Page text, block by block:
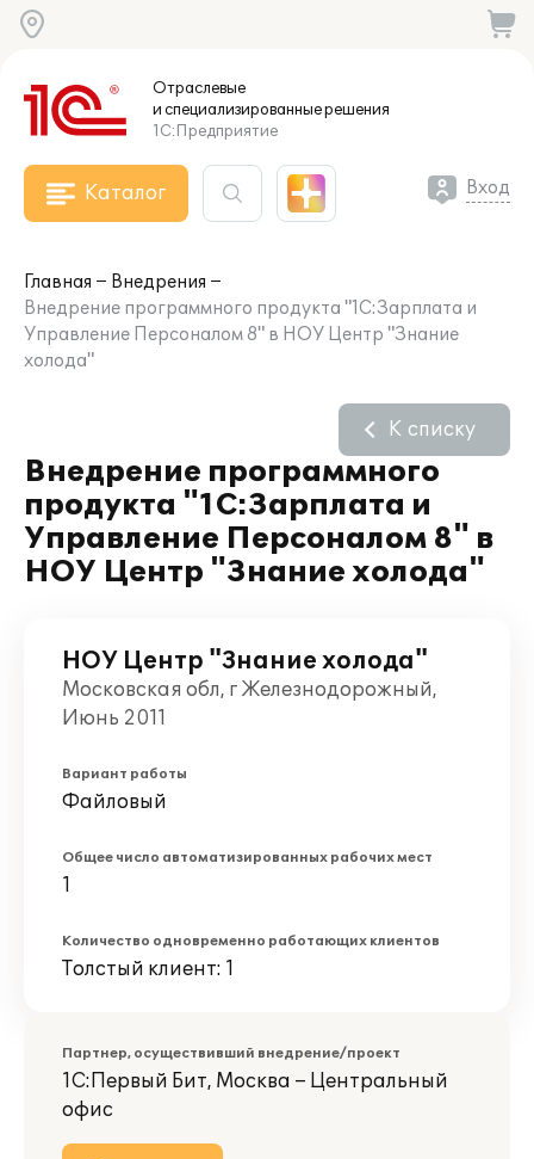
Отраслевые
и специализированныерешения
1С:Предприятие
Каталог Вход
Главная
Внедрения
Внедрение программного продукта "1С:Зарплата и
Управление Персоналом 8" в НОУ Центр "Знание
холода"
Внедрение программного
продукта "1С:Зарплата и
Управление Персоналом 8" в
НОУ Центр "Знание холода"
К списку
НОУ Центр "Знание холода"
Московская обл, г Железнодорожный,
Июнь 2011
Вариант работы
Файловый
Общее число автоматизированных рабочих мест
1
Количество одновременно работающих клиентов
Толстый клиент: 1
Партнер, осуществивший внедрение/проект
1С:Первый Бит, Москва – Центральный
офис